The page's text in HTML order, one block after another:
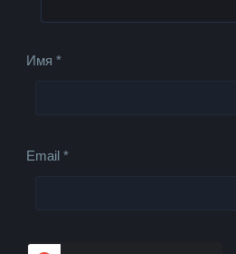
Имя*
Email*